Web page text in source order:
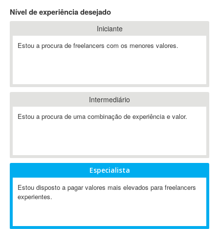
802.11
A&P
A2Billing
ABAP
ABBYY FineReader
Ableton Live
Abstract
Abstract Window Toolkit (AWT)
AC Drives
Nível de experiência desejado
Iniciante
Estou a procura de freelancers com os menores valores.
Intermediário
Estou a procura de uma combinação de experiência e valor.
Especialista
Estou disposto a pagar valores mais elevados para freelancers
experientes.